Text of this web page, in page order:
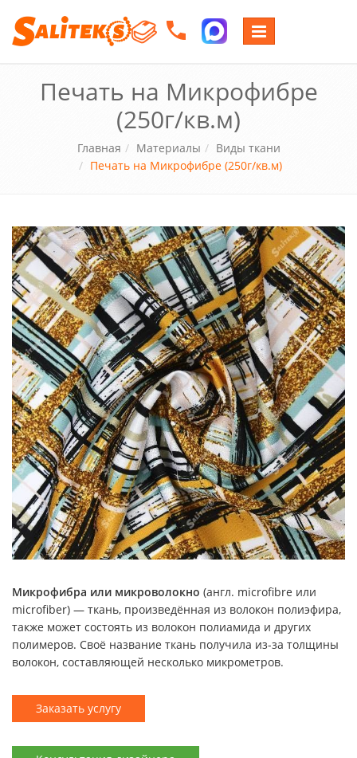
Переключение
навигации
Печать на Микрофибре
(250г/кв.м)
Главная Материалы
Виды ткани
Печать на Микрофибре (250г/кв.м)
Микрофибра или микроволокно (англ. microfibre или
microfiber) — ткань, произведённая из волокон полиэфира,
также может состоять из волокон полиамида и других
полимеров. Своё название ткань получила из-за толщины
волокон, составляющей несколько микрометров.
Заказать услугу